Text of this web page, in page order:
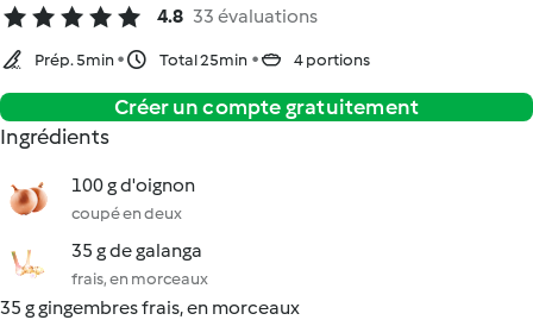
4.8 33 évaluations
Prép. 5min Total 25min 4 portions
Créer un compte gratuitement
Ingrédients
100 g d'oignon
coupé en deux
35 g de galanga
frais, en morceaux
35 g gingembres frais, en morceaux